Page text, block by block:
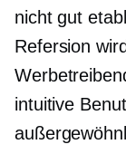
nichtgut
Refersion
intuitive